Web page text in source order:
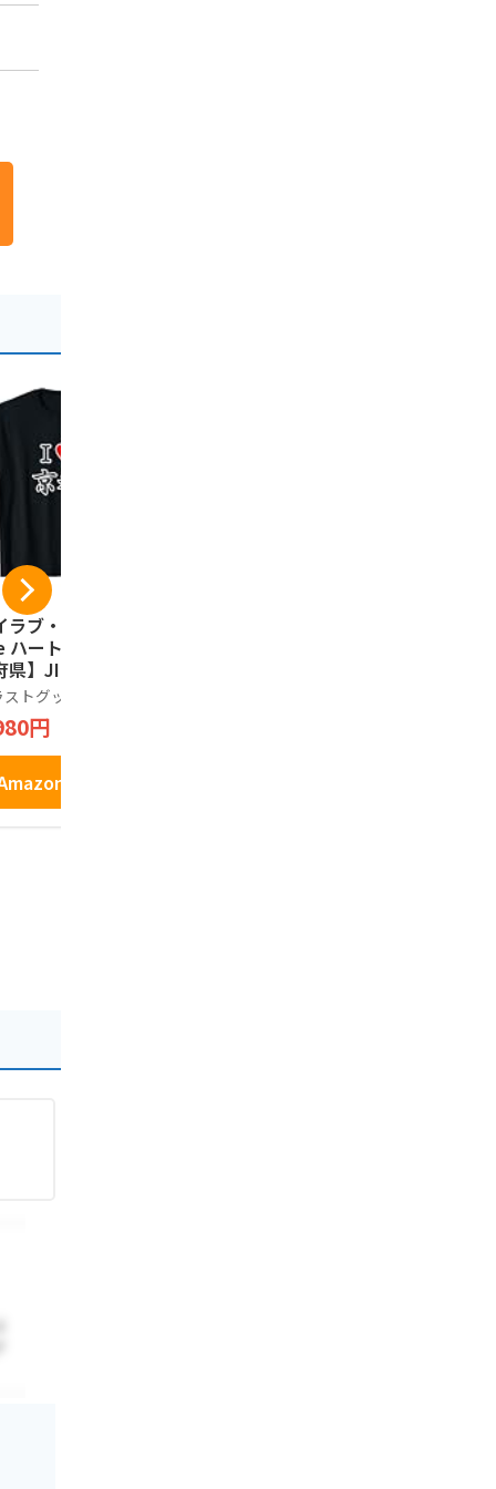
ラブ・京都（I L
ハート）【47都
県】JIMO-T ジ
ィ 地元 お土産
プレゼント Tシ
トグッズ工房
円
で見る